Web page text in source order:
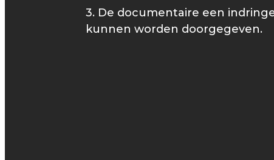
3. De documentaire een
kunnen worden doorgegeven.